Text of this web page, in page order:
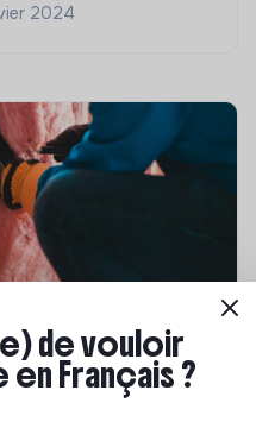
2024
rénovation
de vouloir
Français ?